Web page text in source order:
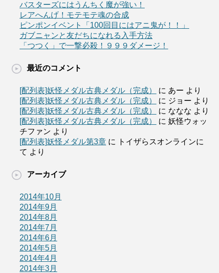
バスターズにはうんちく魔が強い！
レアへんげ！モテモテ魂の合成
ピンポンイベント「100回目にはアニ鬼が！！」
ガブニャンと友だちになれる入手方法
「つつく」で一撃必殺！９９９ダメージ！
最近のコメント
[配列表]妖怪メダル古典メダル（完成） に あー より
[配列表]妖怪メダル古典メダル（完成）
に ジョー より
[配列表]妖怪メダル古典メダル（完成）
に ななな より
[配列表]妖怪メダル古典メダル（完成）
に 妖怪ウォッ
チファン より
[配列表]妖怪メダル第3章 に
トイザらスオンラインに
て より
アーカイブ
2014年10月
2014年9月
2014年8月
2014年7月
2014年6月
2014年5月
2014年4月
2014年3月